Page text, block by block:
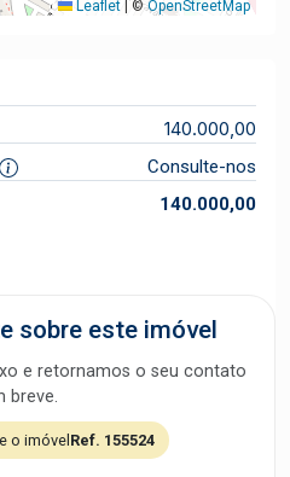
Leaflet ©OpenStreetMap
140.000,00
Consulte-nos
140.000,00
sobre este imóvel
e retornamos o seu contato
breve.
o imóvel Ref. 155524